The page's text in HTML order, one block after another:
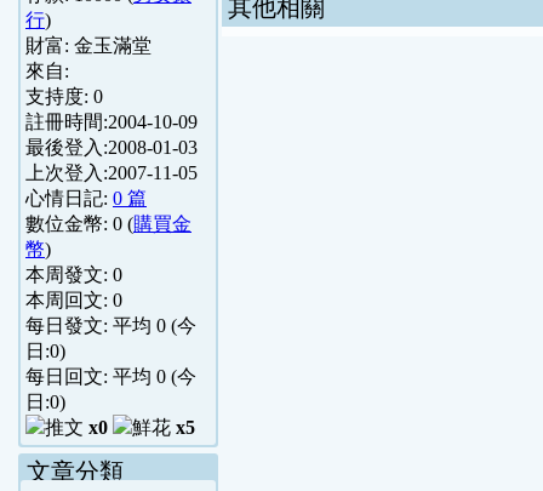
行)
財富: 金玉滿堂
來自:
支持度: 0
註冊時間:2004-10-09
最後登入:2008-01-03
上次登入:2007-11-05
心情日記: 0 篇
數位金幣: 0 (購買金
幣)
本周發文: 0
本周回文: 0
每日發文: 平均 0 (今
日:0)
每日回文: 平均 0 (今
日:0)
x0
x5
文章分類
其他相關